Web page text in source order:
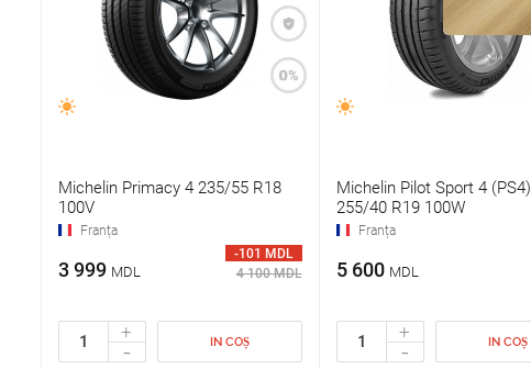
Michelin Primacy 4 235/55 R18
100V
Franța
3 999 MDL
-101 MDL
4 100 MDL
+
- IN COȘ
Michelin Pilot Sport 4 (PS4)
255/40 R19 100W
Franța
5 600 MDL
+
- IN COȘ